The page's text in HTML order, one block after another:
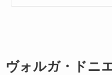
ヴォルガ・ドニ